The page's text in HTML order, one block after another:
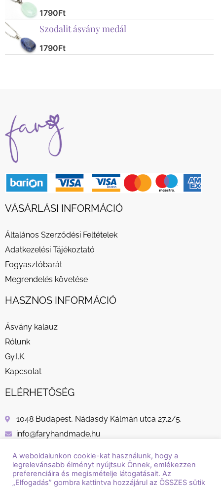
1790Ft
Szodalit ásvány medál
1790Ft
VÁSÁRLÁSI INFORMÁCIÓ
Általános Szerződési Feltételek
Adatkezelési Tájékoztató
Fogyasztóbarát
Megrendelés követése
HASZNOS INFORMÁCIÓ
Ásvány kalauz
Rólunk
Gy.I.K.
Kapcsolat
ELÉRHETŐSÉG
1048 Budapest, Nádasdy Kálmán utca 27.2/5.
info@faryhandmade.hu
A weboldalunkon cookie-kat használunk, hogy a
legrelevánsabb élményt nyújtsuk Önnek, emlékezzen
preferenciáira és megismételje látogatásait. Az
„Elfogadás” gombra kattintva hozzájárul az ÖSSZES sütik